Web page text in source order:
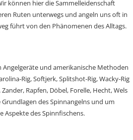
können hier die Sammelleidenschaft
Ruten unterwegs und angeln uns oft in
führt von den Phänomenen des Alltags.
und amerikanische Methoden
Rig, Softjerk, Splitshot-Rig, Wacky-Rig
Rapfen, Döbel, Forelle, Hecht, Wels
des Spinnangelns und um
Aspekte des Spinnfischens.